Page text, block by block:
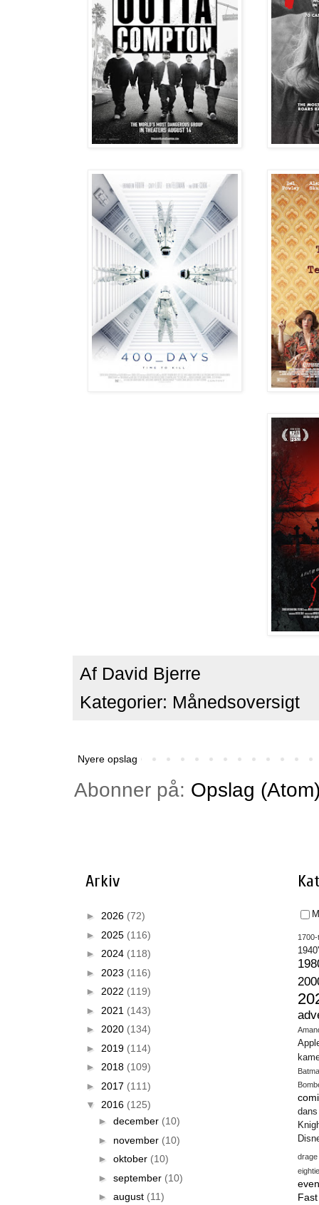
Af David Bjerre
Kategorier: Månedsoversigt
Nyere opslag
Abonner på: Opslag
Arkiv
► 2026 (72)
► 2025 (116)
► 2024 (118)
► 2023 (116)
► 2022 (119)
► 2021 (143)
► 2020 (134)
► 2019 (114)
► 2018 (109)
► 2017 (111)
▼ 2016 (125)
► december (10)
► november (10)
► oktober (10)
► september (10)
► august (11)
1700-
dans
drage